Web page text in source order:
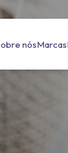
nósMarcas